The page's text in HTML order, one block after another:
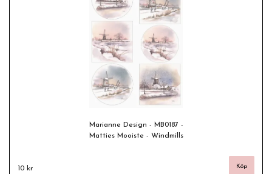
Marianne Design - MB0187 -
Matties Mooiste - Windmills
10 kr